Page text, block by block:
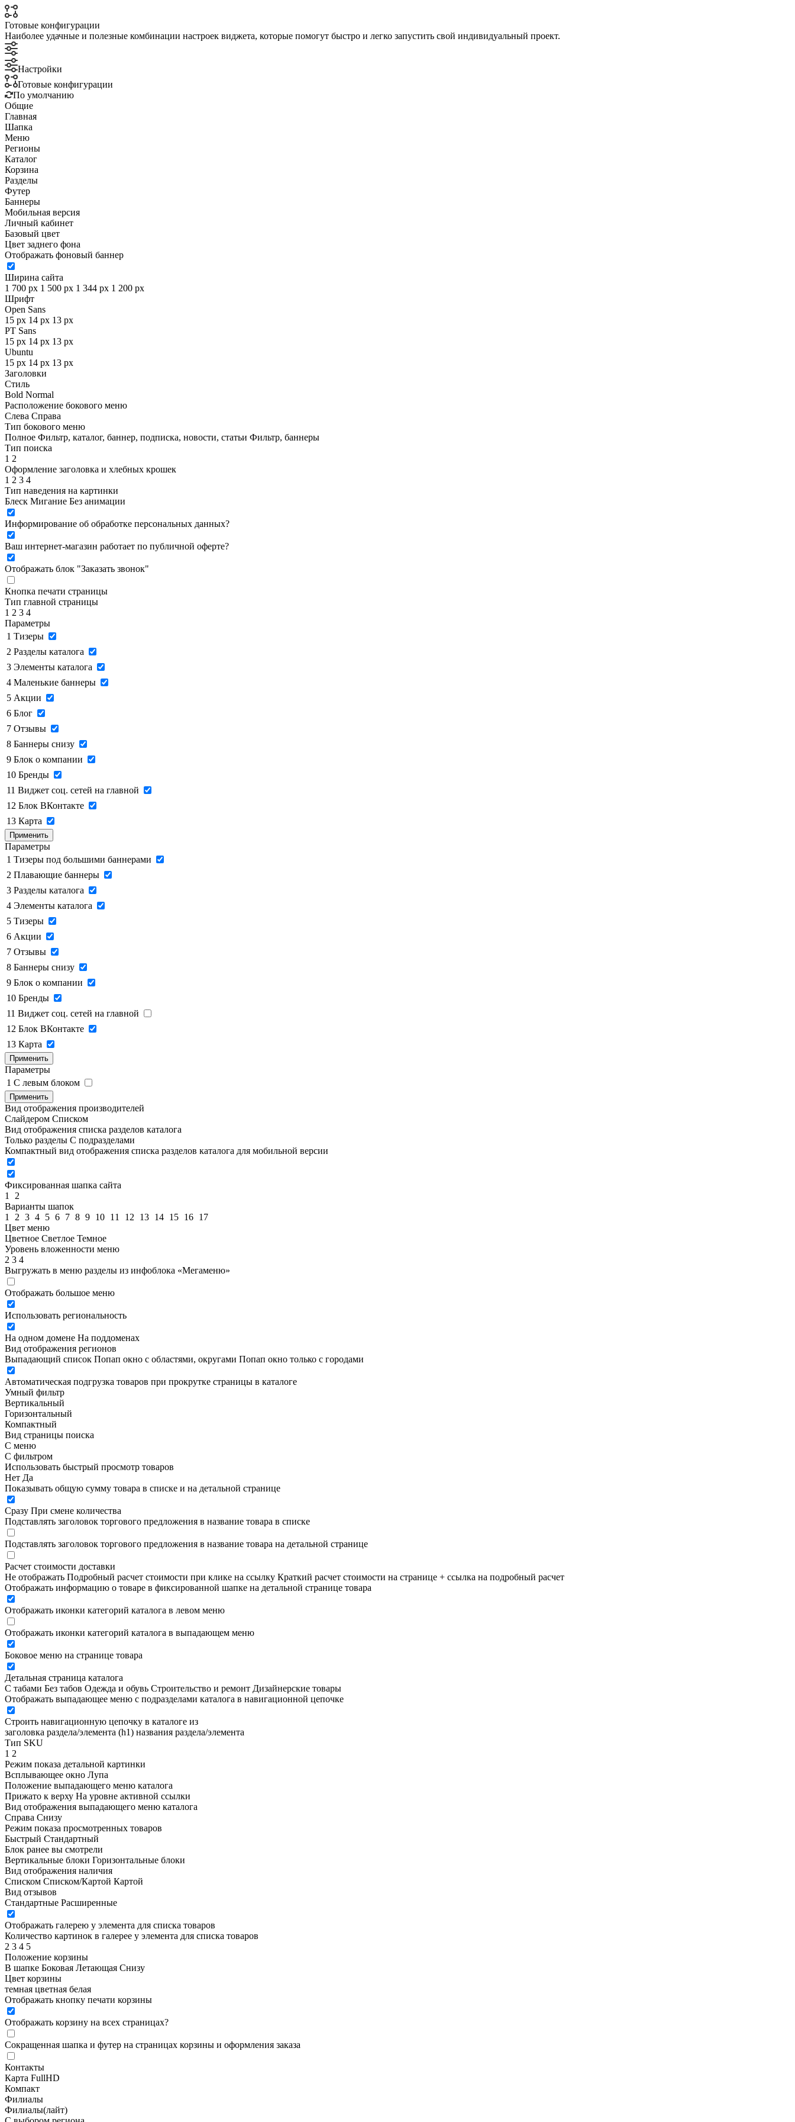
Готовые конфигурации
Наиболее удачные и полезные комбинации настроек виджета, которые помогут быстро и легко запустить свой индивидуальный проект.
Настройки
Готовые конфигурации
По умолчанию
Общие
Главная
Шапка
Меню
Регионы
Каталог
Корзина
Разделы
Футер
Баннеры
Мобильная версия
Личный кабинет
Базовый цвет
Цвет заднего фона
Отображать фоновый баннер
Ширина сайта
1 700 px 1 500 px 1 344 px 1 200 px
Шрифт
Open Sans
15 px 14 px 13 px
PT Sans
15 px 14 px 13 px
Ubuntu
15 px 14 px 13 px
Заголовки
Стиль
Bold Normal
Расположение бокового меню
Слева Справа
Тип бокового меню
Полное Фильтр, каталог, баннер, подписка, новости, статьи Фильтр, баннеры
Тип поиска
1 2
Оформление заголовка и хлебных крошек
1 2 3 4
Тип наведения на картинки
Блеск Мигание Без анимации
Информирование об обработке персональных данных?
Ваш интернет-магазин работает по публичной оферте?
Отображать блок "Заказать звонок"
Кнопка печати страницы
Тип главной страницы
1 2 3 4
Параметры
1 Тизеры
2 Разделы каталога
3 Элементы каталога
4 Маленькие баннеры
5 Акции
6 Блог
7 Отзывы
8 Баннеры снизу
9 Блок о компании
10 Бренды
11 Виджет соц. сетей на главной
12 Блок ВКонтакте
13 Карта
Применить
Параметры
1 Тизеры под большими баннерами
2 Плавающие баннеры
3 Разделы каталога
4 Элементы каталога
5 Тизеры
6 Акции
7 Отзывы
8 Баннеры снизу
9 Блок о компании
10 Бренды
11 Виджет соц. сетей на главной
12 Блок ВКонтакте
13 Карта
Применить
Параметры
1 C левым блоком
Применить
Вид отображения производителей
Слайдером Списком
Вид отображения списка разделов каталога
Только разделы С подразделами
Компактный вид отображения списка разделов каталога для мобильной версии
Фиксированная шапка сайта
1
2
Варианты шапок
1
2 3 4 5 6 7 8 9 10 11 12 13 14 15 16 17
Цвет меню
Цветное Светлое Темное
Уровень вложенности меню
2 3 4
Выгружать в меню разделы из инфоблока «Мегаменю»
Отображать большое меню
Использовать региональность
На одном домене На поддоменах
Вид отображения регионов
Выпадающий список Попап окно c областями, округами Попап окно только с городами
Автоматическая подгрузка товаров при прокрутке страницы в каталоге
Умный фильтр
Вертикальный
Горизонтальный
Компактный
Вид страницы поиска
С меню
С фильтром
Использовать быстрый просмотр товаров
Нет Да
Показывать общую сумму товара в списке и на детальной странице
Сразу При смене количества
Подставлять заголовок торгового предложения в название товара в списке
Подставлять заголовок торгового предложения в название товара на детальной странице
Расчет стоимости доставки
Не отображать Подробный расчет стоимости при клике на ссылку Краткий расчет стоимости на странице + ссылка на подробный расчет
Отображать информацию о товаре в фиксированной шапке на детальной странице товара
Отображать иконки категорий каталога в левом меню
Отображать иконки категорий каталога в выпадающем меню
Боковое меню на странице товара
Детальная страница каталога
С табами Без табов Одежда и обувь Строительство и ремонт Дизайнерские товары
Отображать выпадающее меню с подразделами каталога в навигационной цепочке
Строить навигационную цепочку в каталоге из
заголовка раздела/элемента (h1) названия раздела/элемента
Тип SKU
1 2
Режим показа детальной картинки
Всплывающее окно Лупа
Положение выпадающего меню каталога
Прижато к верху На уровне активной ссылки
Вид отображения выпадающего меню каталога
Справа Снизу
Режим показа просмотренных товаров
Быстрый Стандартный
Блок ранее вы смотрели
Вертикальные блоки Горизонтальные блоки
Вид отображения наличия
Списком Списком/Картой Картой
Вид отзывов
Стандартные Расширенные
Отображать галерею у элемента для списка товаров
Количество картинок в галерее у элемента для списка товаров
2 3 4 5
Положение корзины
В шапке Боковая Летающая Снизу
Цвет корзины
темная цветная белая
Отображать кнопку печати корзины
Отображать корзину на всех страницах?
Сокращенная шапка и футер на страницах корзины и оформления заказа
Контакты
Карта FullHD
Компакт
Филиалы
Филиалы(лайт)